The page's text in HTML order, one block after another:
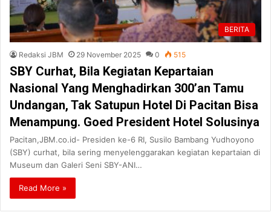
BERITA
Redaksi JBM 29 November 2025 0 515
SBY Curhat, Bila Kegiatan Kepartaian
Nasional Yang Menghadirkan 300’an Tamu
Undangan, Tak Satupun Hotel Di Pacitan Bisa
Menampung. Goed President Hotel Solusinya
Pacitan,JBM.co.id- Presiden ke-6 RI, Susilo Bambang Yudhoyono
(SBY) curhat, bila sering menyelenggarakan kegiatan kepartaian di
Museum dan Galeri Seni SBY-ANI…
Read More »